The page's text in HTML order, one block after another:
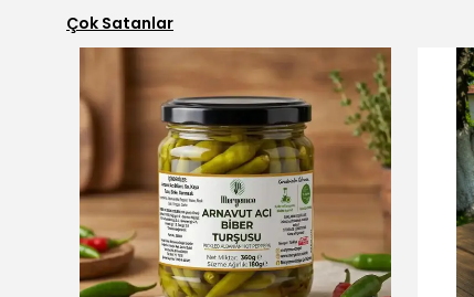
Çok Satanlar